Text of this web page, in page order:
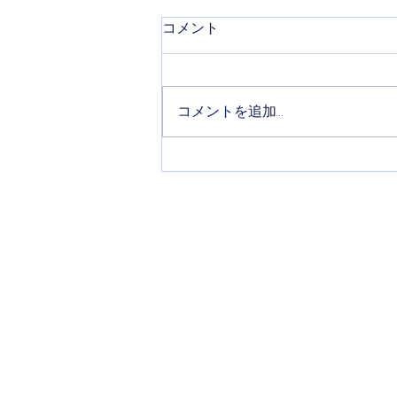
#作業台整理
コメント
コメントを追加…